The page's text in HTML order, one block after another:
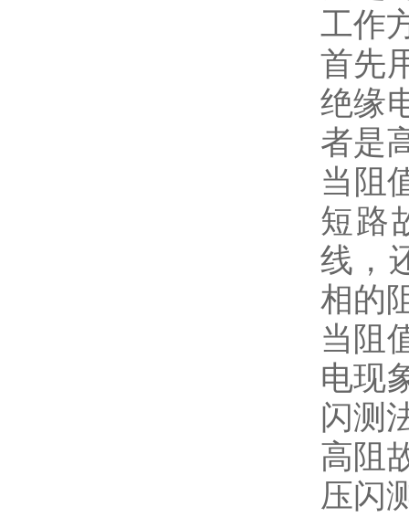
工作
首先
绝缘
者是
当阻
短路
线，
相的
当阻
电现
闪测
高阻
压闪